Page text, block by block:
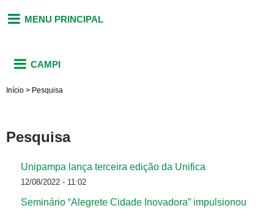
MENU PRINCIPAL
CAMPI
Início > Pesquisa
Pesquisa
Unipampa lança terceira edição da Unifica
12/08/2022 - 11:02
Seminário “Alegrete Cidade Inovadora” impulsionou